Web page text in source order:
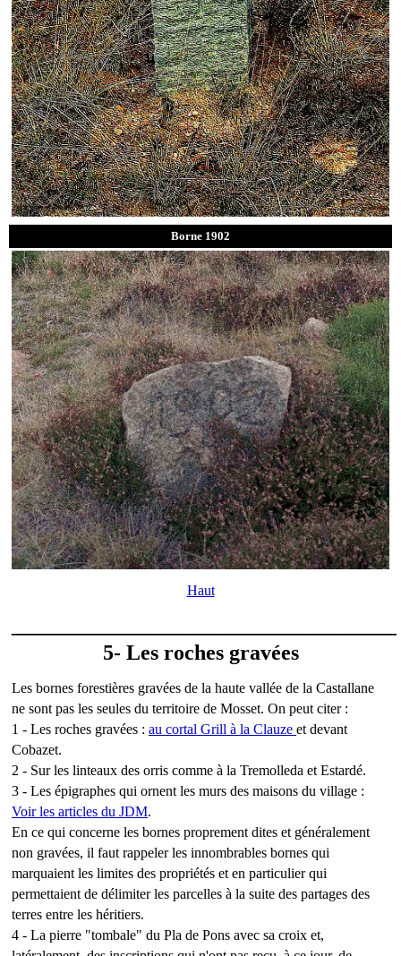
Borne 1902
Haut
5- Les roches gravées
Les bornes forestières gravées de la haute vallée de la Castallane
ne sont pas les seules du territoire de Mosset. On peut citer :
1 - Les roches gravées : au cortal Grill à la Clauze et devant
Cobazet.
2 - Sur les linteaux des orris comme à la Tremolleda et Estardé.
3 - Les épigraphes qui ornent les murs des maisons du village :
Voir les articles du JDM.
En ce qui concerne les bornes proprement dites et généralement
non gravées, il faut rappeler les innombrables bornes qui
marquaient les limites des propriétés et en particulier qui
permettaient de délimiter les parcelles à la suite des partages des
terres entre les héritiers.
4 - La pierre "tombale" du Pla de Pons avec sa croix et,